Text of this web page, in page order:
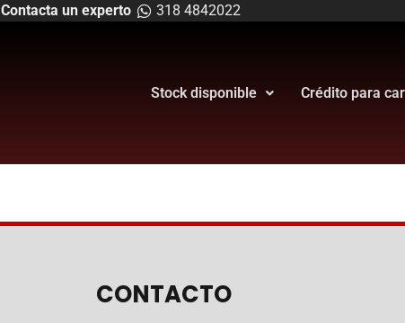
Contacta un experto 318 4842022
Stock disponible Crédito para
CONTACTO